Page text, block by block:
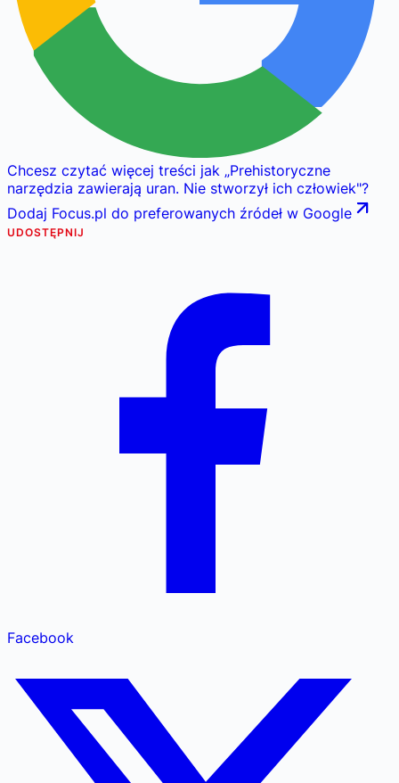
Chcesz czytać więcej treści jak „Prehistoryczne
narzędzia zawierają uran. Nie stworzył ich człowiek"?
Dodaj Focus.pl do preferowanych źródeł w Google
UDOSTĘPNIJ
Facebook